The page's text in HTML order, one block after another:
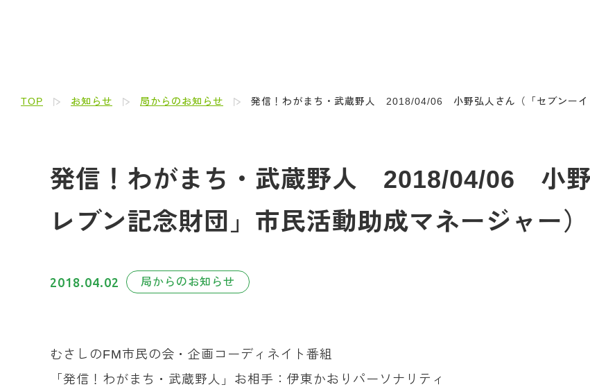
TOP お知らせ 局からのお知らせ 発信！わがまち・武蔵野人 2018/04/06 小野弘人さん（「セブンーイ
発信！わがまち・武蔵野人 2018/04/06 小野
レブン記念財団」市民活動助成マネージャー）
2018.04.02 局からのお知らせ
むさしのFM市民の会・企画コーディネイト番組
「発信！わがまち・武蔵野人」お相手：伊東かおりパーソナリティ